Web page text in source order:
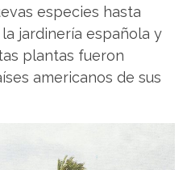
especies hasta
jardinería española y
plantas fueron
americanos de sus